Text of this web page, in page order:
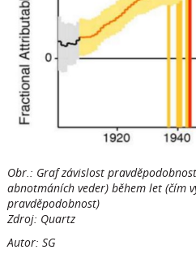
Obr.: Graf závislost
abnotmáních veder) během let (čím
pravděpodobnost)
Zdroj: Quartz
Autor: SG